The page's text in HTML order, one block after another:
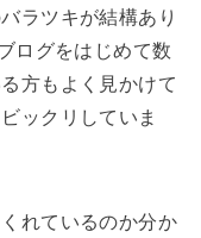
ラツキが結構あり
ログをはじめて数
方もよく見かけて
ックリしていま
れているのか分か